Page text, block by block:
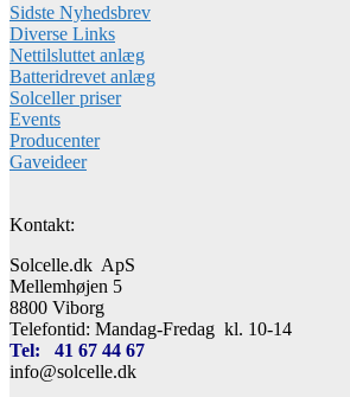
Sidste Nyhedsbrev
Diverse Links
Nettilsluttet anlæg
Batteridrevet anlæg
Solceller priser
Events
Producenter
Gaveideer
Kontakt:
Solcelle.dk ApS
Mellemhøjen 5
8800 Viborg
Telefontid: Mandag-Fredag kl. 10-14
Tel: 41 67 44 67
info@solcelle.dk